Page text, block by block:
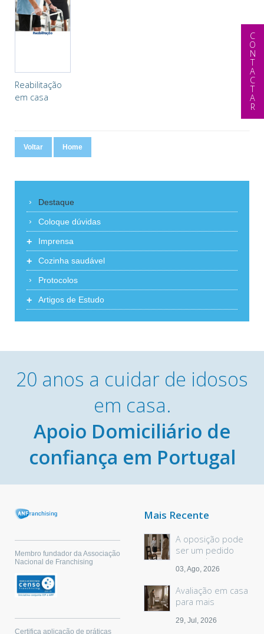
Reabilitação
em casa
Voltar Home
Destaque
Coloque dúvidas
+ Imprensa
+ Cozinha saudável
Protocolos
+ Artigos de Estudo
20 anos a cuidar de idosos
em casa.
Apoio Domiciliário de
confiança em Portugal
Membro fundador da Associação
Nacional de Franchising
Certifica aplicação de práticas
Mais Recente
A oposição pode
ser um pedido
sem palavras
03, Ago, 2026
Avaliação em casa
para mais
29, Jul, 2026
CONTACTAR